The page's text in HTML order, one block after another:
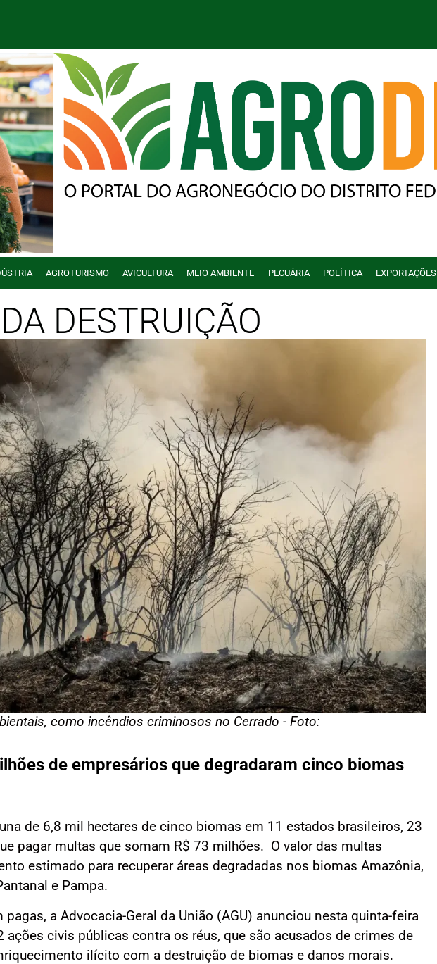
AGROTURISMO AVICULTURA MEIO AMBIENTE PECUÁRIA POLÍTICA EXPORTAÇÕES
DESTRUIÇÃO
como incêndios criminosos no Cerrado - Foto:
de empresários que degradaram cinco biomas
de 6,8 mil hectares de cinco biomas em 11 estados brasileiros, 23
pagar multas que somam R$ 73 milhões. O valor das multas
estimado para recuperar áreas degradadas nos biomas Amazônia,
e Pampa.
a Advocacia-Geral da União (AGU) anunciou nesta quinta-feira
ações civis públicas contra os réus, que são acusados de crimes de
ilícito com a destruição de biomas e danos morais.